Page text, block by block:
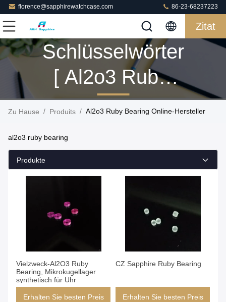
florence@sapphirewatchcase.com 86-23-68237223
Zitat
Schlüsselwörter
[ Al2o3 Ruby
Bearing ]
Produits
Zu Hause / Produits / Al2o3 Ruby Bearing Online-Hersteller
al2o3 ruby bearing
Produkte
Vielzweck-Al2O3 Ruby
Bearing, Mikrokugellager
synthetisch für Uhr
Erhalten Sie besten Preis
CZ Sapphire Ruby Bearing
Erhalten Sie besten Preis